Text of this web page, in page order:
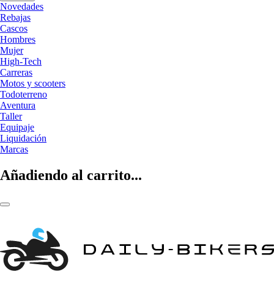
Novedades
Rebajas
Cascos
Hombres
Mujer
High-Tech
Carreras
Motos y scooters
Todoterreno
Aventura
Taller
Equipaje
Liquidación
Marcas
Añadiendo al carrito...